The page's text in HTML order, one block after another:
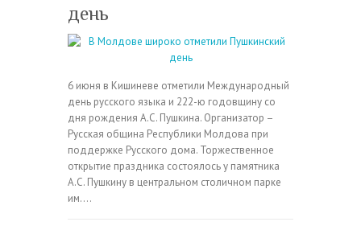
день
6 июня в Кишиневе отметили Международный
день русского языка и 222-ю годовщину со
дня рождения А.С. Пушкина. Организатор –
Русская община Республики Молдова при
поддержке Русского дома. Торжественное
открытие праздника состоялось у памятника
А.С. Пушкину в центральном столичном парке
им.…